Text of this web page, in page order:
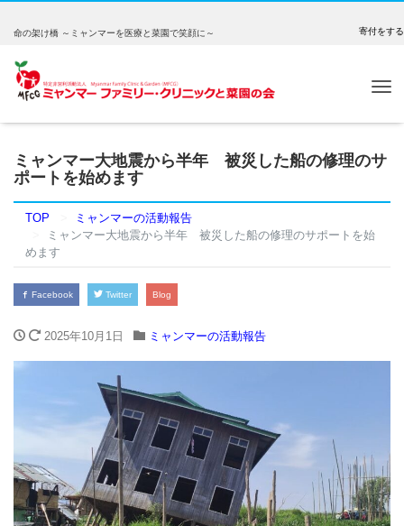
寄付をする
命の架け橋 ～ミャンマーを医療と菜園で笑顔に～
ミャンマー大地震から半年 被災した船の修理のサ
ポートを始めます
TOP
ミャンマーの活動報告
ミャンマー大地震から半年 被災した船の修理のサポートを始
めます
Facebook Twitter Blog
2025年10月1日 ミャンマーの活動報告